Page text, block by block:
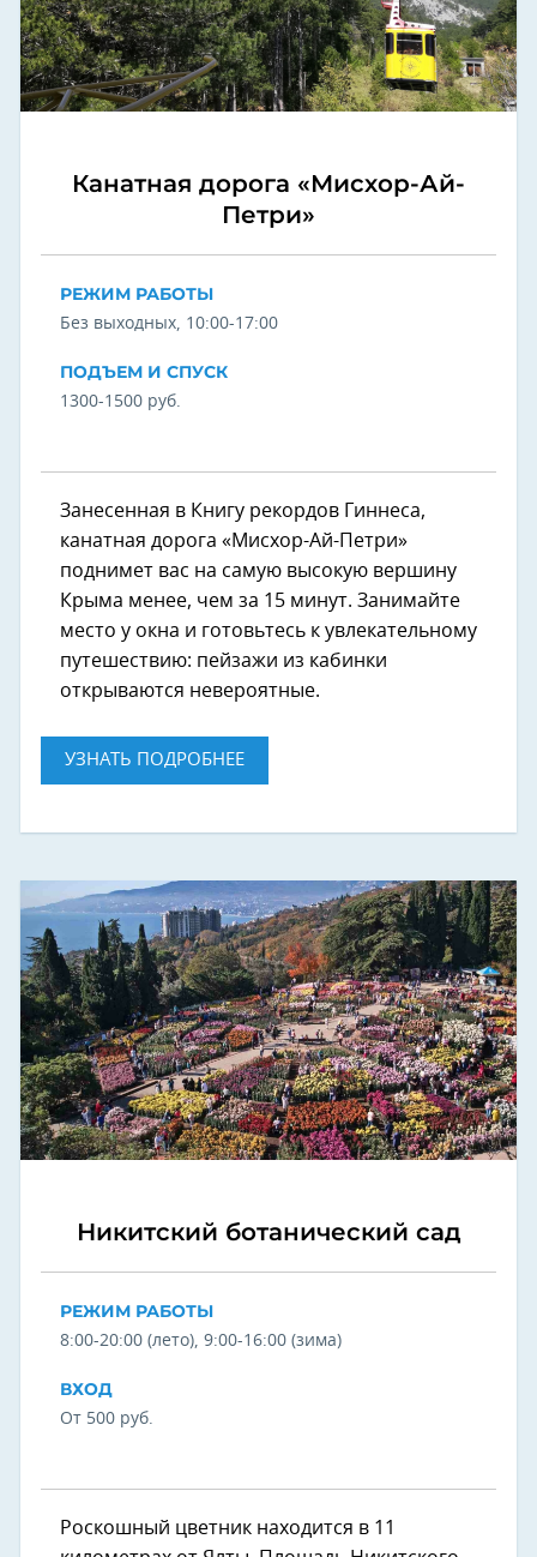
Канатная дорога «Мисхор-Ай-
Петри»
РЕЖИМ РАБОТЫ
Без выходных, 10:00-17:00
ПОДЪЕМ И СПУСК
1300-1500 руб.
Занесенная в Книгу рекордов Гиннеса,
канатная дорога «Мисхор-Ай-Петри»
поднимет вас на самую высокую вершину
Крыма менее, чем за 15 минут. Занимайте
место у окна и готовьтесь к увлекательному
путешествию: пейзажи из кабинки
открываются невероятные.
УЗНАТЬ ПОДРОБНЕЕ
Никитский ботанический сад
РЕЖИМ РАБОТЫ
8:00-20:00 (лето), 9:00-16:00 (зима)
ВХОД
От 500 руб.
Роскошный цветник находится в 11